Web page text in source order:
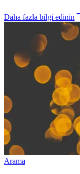
Daha fazla bilgi edinin
Arama